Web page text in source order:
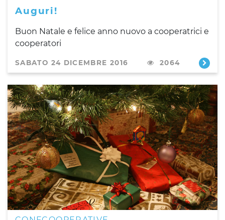
Auguri!
Buon Natale e felice anno nuovo a cooperatrici e
cooperatori
SABATO 24 DICEMBRE 2016 2064